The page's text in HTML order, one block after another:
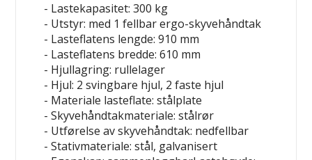
- Lastekapasitet: 300 kg
- Utstyr: med 1 fellbar ergo-skyvehåndtak
- Lasteflatens lengde: 910 mm
- Lasteflatens bredde: 610 mm
- Hjullagring: rullelager
- Hjul: 2 svingbare hjul, 2 faste hjul
- Materiale lasteflate: stålplate
- Skyvehåndtakmateriale: stålrør
- Utførelse av skyvehåndtak: nedfellbar
- Stativmateriale: stål, galvanisert